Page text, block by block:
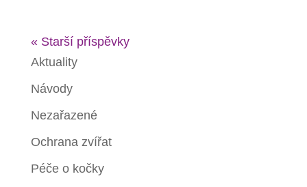
« Starší příspěvky
Aktuality
Návody
Nezařazené
Ochrana zvířat
Péče o kočky